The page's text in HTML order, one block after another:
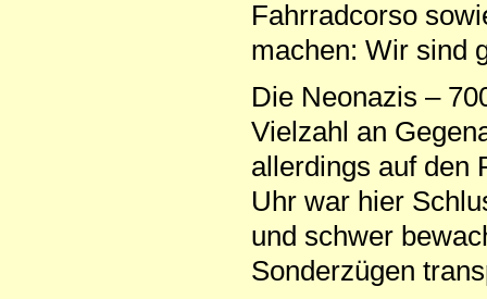
Fahrradcorso
machen: Wir sind
Die Neonazis –
Vielzahl an
allerdings auf den
Uhr war hier
und schwer
Sonderzügen